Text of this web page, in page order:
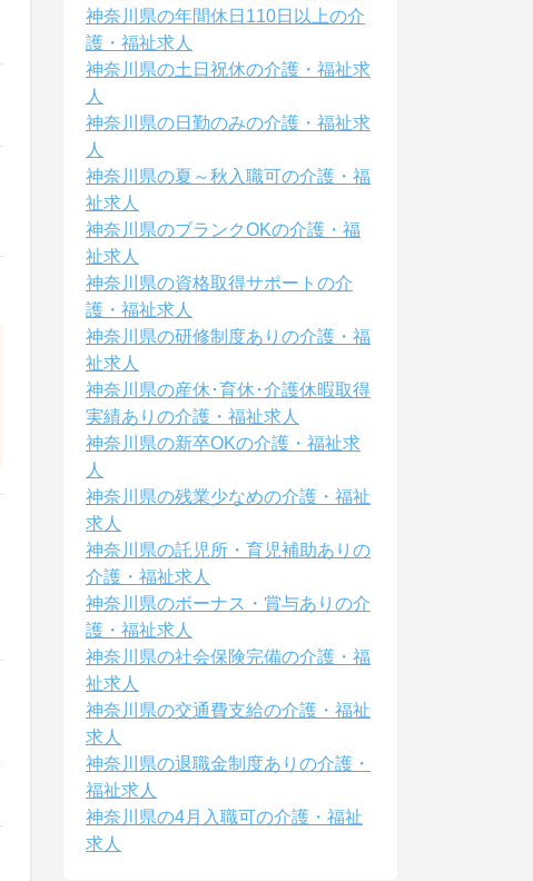
神奈川県の年間休日110日以上の介
護・福祉求人
神奈川県の土日祝休の介護・福祉求
人
神奈川県の日勤のみの介護・福祉求
人
神奈川県の夏～秋入職可の介護・福
祉求人
神奈川県のブランクOKの介護・福
祉求人
神奈川県の資格取得サポートの介
護・福祉求人
神奈川県の研修制度ありの介護・福
祉求人
神奈川県の産休･育休･介護休暇取得
実績ありの介護・福祉求人
神奈川県の新卒OKの介護・福祉求
人
神奈川県の残業少なめの介護・福祉
求人
神奈川県の託児所・育児補助ありの
介護・福祉求人
神奈川県のボーナス・賞与ありの介
護・福祉求人
神奈川県の社会保険完備の介護・福
祉求人
神奈川県の交通費支給の介護・福祉
求人
神奈川県の退職金制度ありの介護・
福祉求人
神奈川県の4月入職可の介護・福祉
求人